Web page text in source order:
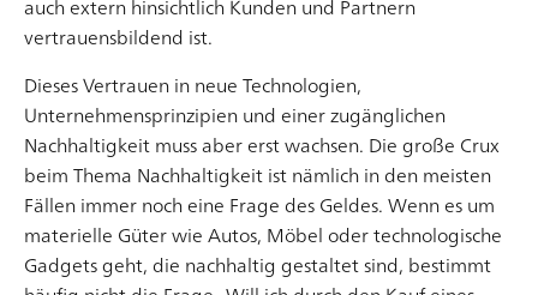
(MoTs), welche jegliche Interaktion zwischen
(potenziellem) Kunden und Unternehmen bzw.
Frauen im Design – Wegbereiter der Vergangenheit
und Chancen der Zukunft
auch extern hinsichtlich Kunden und Partnern
vertrauensbildend ist.
Dieses Vertrauen in neue Technologien,
Unternehmensprinzipien und einer zugänglichen
Nachhaltigkeit muss aber erst wachsen. Die große Crux
beim Thema Nachhaltigkeit ist nämlich in den meisten
Fällen immer noch eine Frage des Geldes. Wenn es um
materielle Güter wie Autos, Möbel oder technologische
Gadgets geht, die nachhaltig gestaltet sind, bestimmt